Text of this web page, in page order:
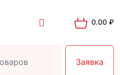
0.00 ₽
Заявка